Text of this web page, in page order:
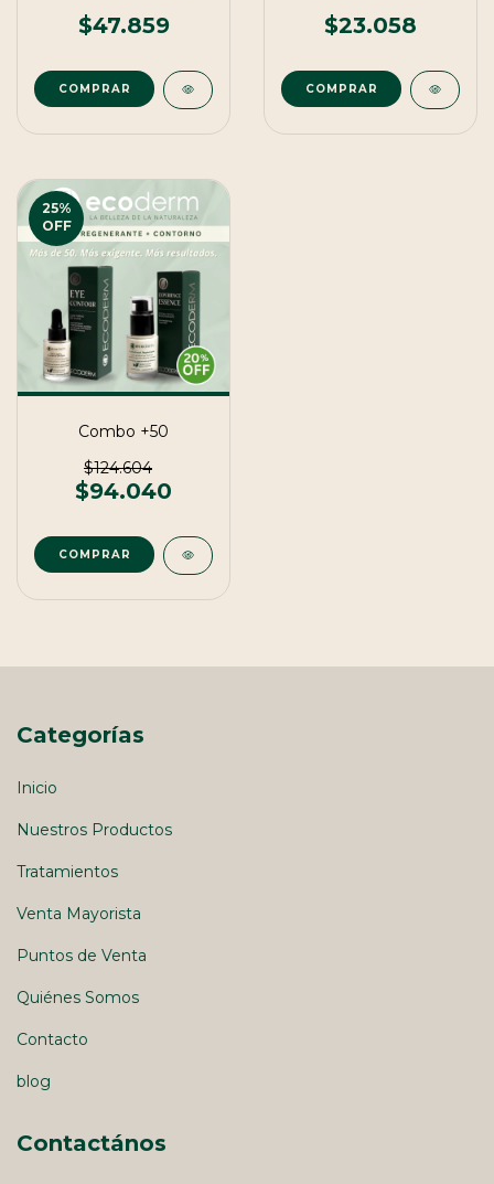
$47.859
COMPRAR
$23.058
25%
OFF
Combo +50
$124.604
$94.040
Categorías
Inicio
Nuestros Productos
Tratamientos
Venta Mayorista
Puntos de Venta
Quiénes Somos
Contacto
blog
Contactános